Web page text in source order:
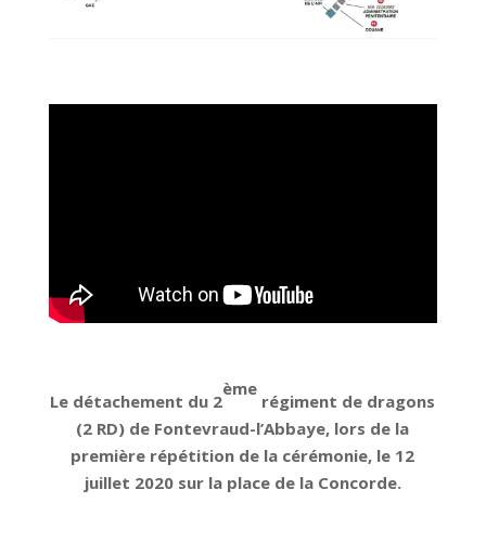
Le détachement du 2
ème
régiment de dragons
(2 RD) de Fontevraud-l’Abbaye, lors de la
première répétition de la cérémonie, le 12
juillet 2020 sur la place de la Concorde.